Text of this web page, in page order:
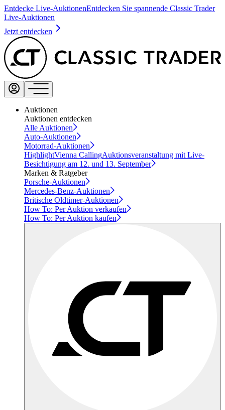
Entdecke Live-AuktionenEntdecken Sie spannende Classic Trader
Live-Auktionen
Jetzt entdecken
Auktionen
Auktionen entdecken
Alle Auktionen
Auto-Auktionen
Motorrad-Auktionen
HighlightVienna CallingAuktionsveranstaltung mit Live-
Besichtigung am 12. und 13. September
Marken & Ratgeber
Porsche-Auktionen
Mercedes-Benz-Auktionen
Britische Oldtimer-Auktionen
How To: Per Auktion verkaufen
How To: Per Auktion kaufen